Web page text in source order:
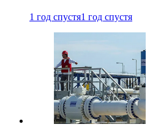
1 год спустя1 год спустя